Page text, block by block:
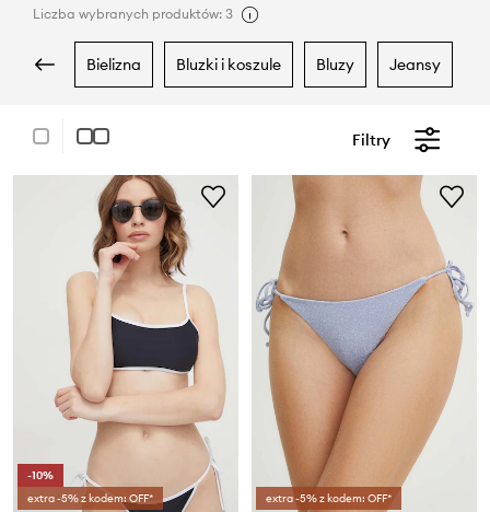
Liczba wybranych produktów: 3
bielizna bluzki i koszule bluzy jeansy
Filtry
-10%
extra -5% z kodem: OFF*
extra -5% z kodem: OFF*